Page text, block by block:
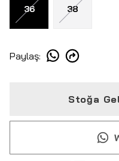
36 38
Paylaş:
Stoğa